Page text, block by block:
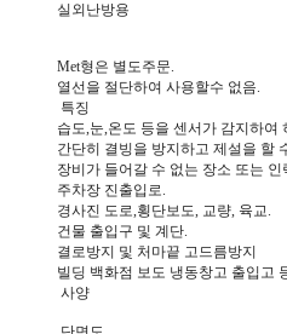
실외난방용
Met형은 별도주문.
열선을 절단하여 사용할수 없음.
특징
습도,눈,온도 등을 센서가 감지하여
간단히 결빙을 방지하고 제설을 할
장비가 들어갈 수 없는 장소 또는
주차장 진출입로.
경사진 도로,횡단보도, 교량, 육교.
건물 출입구 및 계단.
결로방지 및 처마끝 고드름방지
빌딩 백화점 보도 냉동창고 출입고
사양